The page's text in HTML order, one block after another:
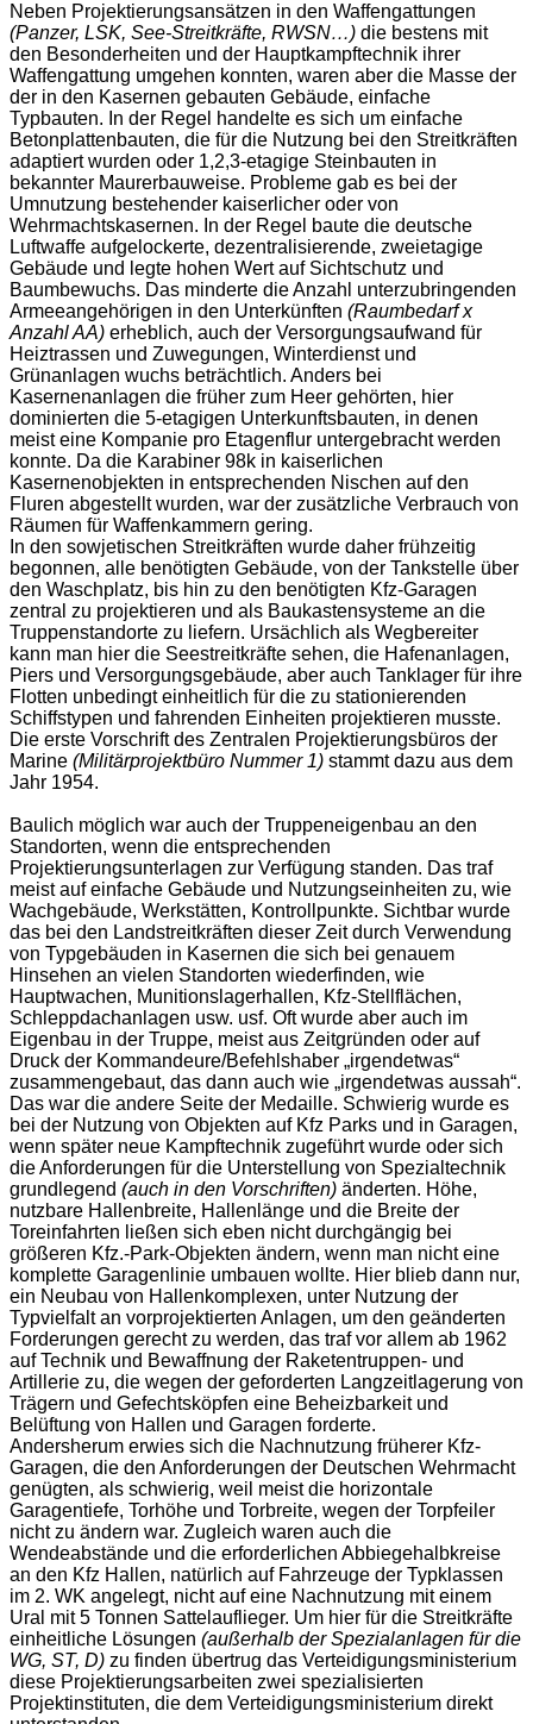
Neben Projektierungsansätzen in den Waffengattungen
(Panzer, LSK, See-Streitkräfte, RWSN…) die bestens mit
den Besonderheiten und der Hauptkampftechnik ihrer
Waffengattung umgehen konnten, waren aber die Masse der
der in den Kasernen gebauten Gebäude, einfache
Typbauten. In der Regel handelte es sich um einfache
Betonplattenbauten, die für die Nutzung bei den Streitkräften
adaptiert wurden oder 1,2,3-etagige Steinbauten in
bekannter Maurerbauweise. Probleme gab es bei der
Umnutzung bestehender kaiserlicher oder von
Wehrmachtskasernen. In der Regel baute die deutsche
Luftwaffe aufgelockerte, dezentralisierende, zweietagige
Gebäude und legte hohen Wert auf Sichtschutz und
Baumbewuchs. Das minderte die Anzahl unterzubringenden
Armeeangehörigen in den Unterkünften (Raumbedarf x
Anzahl AA) erheblich, auch der Versorgungsaufwand für
Heiztrassen und Zuwegungen, Winterdienst und
Grünanlagen wuchs beträchtlich. Anders bei
Kasernenanlagen die früher zum Heer gehörten, hier
dominierten die 5-etagigen Unterkunftsbauten, in denen
meist eine Kompanie pro Etagenflur untergebracht werden
konnte. Da die Karabiner 98k in kaiserlichen
Kasernenobjekten in entsprechenden Nischen auf den
Fluren abgestellt wurden, war der zusätzliche Verbrauch von
Räumen für Waffenkammern gering.
In den sowjetischen Streitkräften wurde daher frühzeitig
begonnen, alle benötigten Gebäude, von der Tankstelle über
den Waschplatz, bis hin zu den benötigten Kfz-Garagen
zentral zu projektieren und als Baukastensysteme an die
Truppenstandorte zu liefern. Ursächlich als Wegbereiter
kann man hier die Seestreitkräfte sehen, die Hafenanlagen,
Piers und Versorgungsgebäude, aber auch Tanklager für ihre
Flotten unbedingt einheitlich für die zu stationierenden
Schiffstypen und fahrenden Einheiten projektieren musste.
Die erste Vorschrift des Zentralen Projektierungsbüros der
Marine (Militärprojektbüro Nummer 1) stammt dazu aus dem
Jahr 1954.
Baulich möglich war auch der Truppeneigenbau an den
Standorten, wenn die entsprechenden
Projektierungsunterlagen zur Verfügung standen. Das traf
meist auf einfache Gebäude und Nutzungseinheiten zu, wie
Wachgebäude, Werkstätten, Kontrollpunkte. Sichtbar wurde
das bei den Landstreitkräften dieser Zeit durch Verwendung
von Typgebäuden in Kasernen die sich bei genauem
Hinsehen an vielen Standorten wiederfinden, wie
Hauptwachen, Munitionslagerhallen, Kfz-Stellflächen,
Schleppdachanlagen usw. usf. Oft wurde aber auch im
Eigenbau in der Truppe, meist aus Zeitgründen oder auf
Druck der Kommandeure/Befehlshaber „irgendetwas“
zusammengebaut, das dann auch wie „irgendetwas aussah“.
Das war die andere Seite der Medaille. Schwierig wurde es
bei der Nutzung von Objekten auf Kfz Parks und in Garagen,
wenn später neue Kampftechnik zugeführt wurde oder sich
die Anforderungen für die Unterstellung von Spezialtechnik
grundlegend (auch in den Vorschriften) änderten. Höhe,
nutzbare Hallenbreite, Hallenlänge und die Breite der
Toreinfahrten ließen sich eben nicht durchgängig bei
größeren Kfz.-Park-Objekten ändern, wenn man nicht eine
komplette Garagenlinie umbauen wollte. Hier blieb dann nur,
ein Neubau von Hallenkomplexen, unter Nutzung der
Typvielfalt an vorprojektierten Anlagen, um den geänderten
Forderungen gerecht zu werden, das traf vor allem ab 1962
auf Technik und Bewaffnung der Raketentruppen- und
Artillerie zu, die wegen der geforderten Langzeitlagerung von
Trägern und Gefechtsköpfen eine Beheizbarkeit und
Belüftung von Hallen und Garagen forderte.
Andersherum erwies sich die Nachnutzung früherer Kfz-
Garagen, die den Anforderungen der Deutschen Wehrmacht
genügten, als schwierig, weil meist die horizontale
Garagentiefe, Torhöhe und Torbreite, wegen der Torpfeiler
nicht zu ändern war. Zugleich waren auch die
Wendeabstände und die erforderlichen Abbiegehalbkreise
an den Kfz Hallen, natürlich auf Fahrzeuge der Typklassen
im 2. WK angelegt, nicht auf eine Nachnutzung mit einem
Ural mit 5 Tonnen Sattelauflieger. Um hier für die Streitkräfte
einheitliche Lösungen (außerhalb der Spezialanlagen für die
WG, ST, D) zu finden übertrug das Verteidigungsministerium
diese Projektierungsarbeiten zwei spezialisierten
Projektinstituten, die dem Verteidigungsministerium direkt